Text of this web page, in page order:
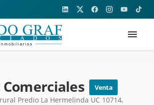
menu
Venta
Predio La Hermelinda UC 10714,